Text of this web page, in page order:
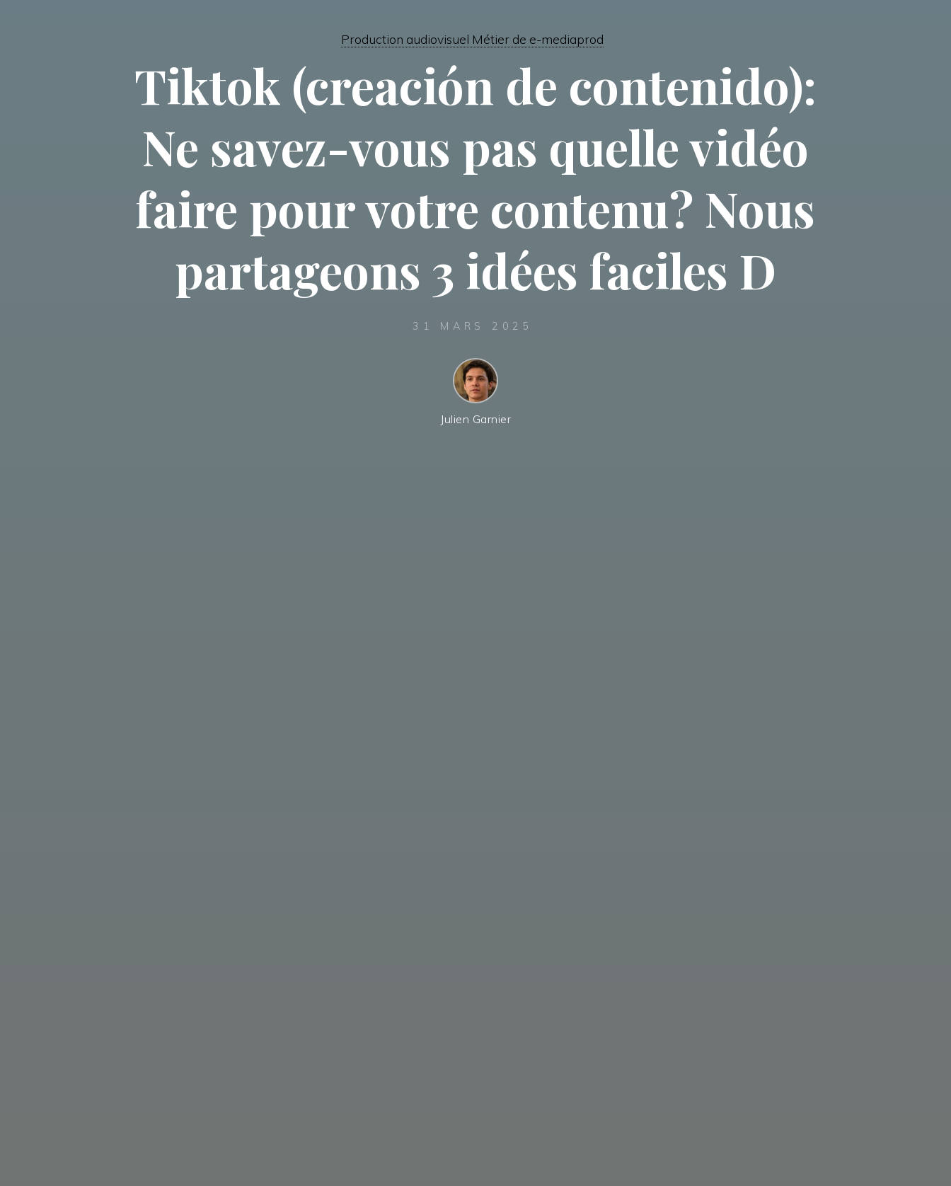
Production audiovisuel Métier de e-mediaprod
Tiktok (creación de contenido):
Ne savez-vous pas quelle vidéo
faire pour votre contenu? Nous
partageons 3 idées faciles D
31 MARS 2025
Julien Garnier